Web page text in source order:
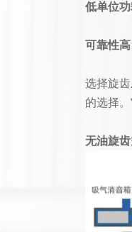
低单位
可靠性
选择旋
的选择
无油旋